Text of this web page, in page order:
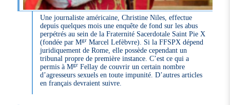
Une journaliste américaine, Christine Niles, effectue
depuis quelques mois une enquête de fond sur les abus
perpétrés au sein de la Fraternité Sacerdotale Saint Pie X
(fondée par Mgr Marcel Lefèbvre). Si la FFSPX dépend
juridiquement de Rome, elle possède cependant un
tribunal propre de première instance. C’est ce qui a
permis à Mgr Fellay de couvrir un certain nombre
d’agresseurs sexuels en toute impunité. D’autres articles
en français devraient suivre.